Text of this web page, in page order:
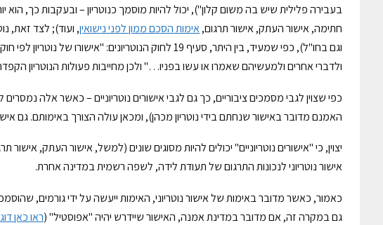
בעבירה פלילית שיש בה משום קלון"), יכול להיות מוסמך כנוטריון – ובעקבות כך, הוא
חתימה, אישור העתק, אישור תרגום,אימות הסכם ממוןלפנינישואין, ועוד); לצד זאת,
וגם בחו"ל), כפי שמעיד, בין היתר, סעיף 19 לחוק
ולדברי אחרים ולמעשיהם שאמרו או עשו בפניו…" ולכן מחייבות פעולות הנוטריון
כפי שצוין לגבי מסמכים ציבוריים, כך גם לגבי אישורים נוטריוניים – כאשר אלה
האמנם מדובר באישור שנחתם בידי נוטריון מכהן), ומכאן עולה הצורך באימותם. גם
יצוין, כי "אישורים נוטריוניים" יכולים להיות מסוגים שונים (למשל, אישור העתק,
אישור נוטריוני לנכונות התרגום של תעודת לידה, לשפה רשמית במדינה אחרת.
כאמור, כאשר מדובר באימות של אישור נוטריוני, האימות ייעשה על ידי גורמים,
גם במקרה זה, אם מדובר במדינת אמנה, האישור שיידרש יהיה "אפוסטיל" (ראו כאן